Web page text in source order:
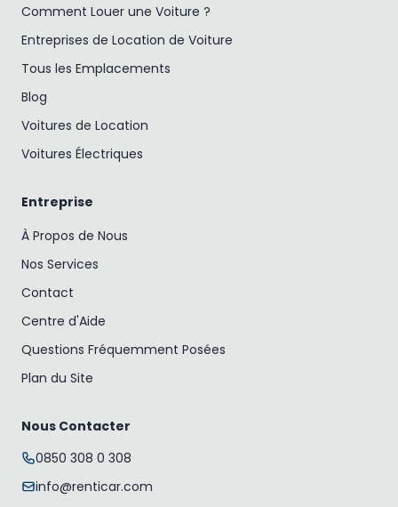
Comment Louer une Voiture ?
Entreprises de Location de Voiture
Tous les Emplacements
Blog
Voitures de Location
Voitures Électriques
Entreprise
À Propos de Nous
Nos Services
Contact
Centre d'Aide
Questions Fréquemment Posées
Plan du Site
Nous Contacter
0850 308 0 308
info@renticar.com